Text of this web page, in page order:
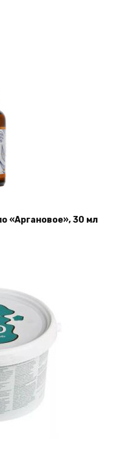
«Аргановое», 30 мл